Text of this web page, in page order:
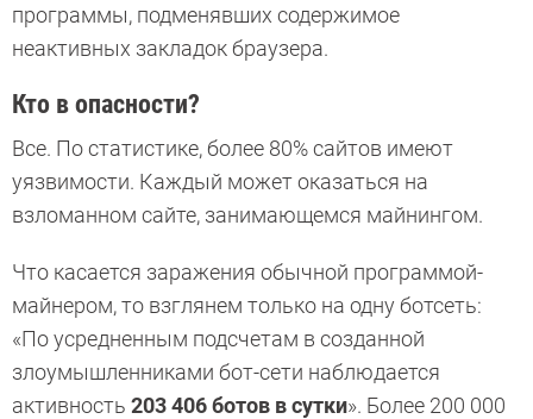
программы, подменявших содержимое
неактивных закладок браузера.
Кто в опасности?
Все. По статистике, более 80% сайтов имеют
уязвимости. Каждый может оказаться на
взломанном сайте, занимающемся майнингом.
Что касается заражения обычной программой-
майнером, то взглянем только на одну ботсеть:
«По усредненным подсчетам в созданной
злоумышленниками бот-сети наблюдается
активность 203 406 ботов в сутки». Более 200 000